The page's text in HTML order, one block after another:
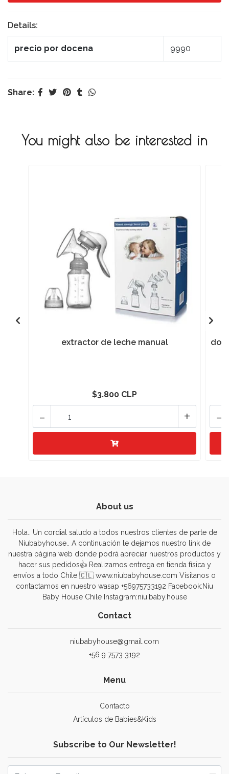
Details:
precio por docena 9990
Share:
You might also be interested in
extractor de leche manual
$3.800 CLP
+
- -
About us
Hola.. Un cordial saludo a todos nuestros clientes de parte de
Niubabyhouse.. A continuación le dejamos nuestro link de
nuestra página web donde podrá apreciar nuestros productos y
hacer sus pedidos👍 Realizamos entrega en tienda física y
envíos a todo Chile 🇨🇱 www.niubabyhouse.com Visitanos o
contactamos en nuestro wasap +56975733192 Facebook:Niu
Baby House Chile Instagram:niu.baby.house
Contact
niubabyhouse@gmail.com
+56 9 7573 3192
Menu
Contacto
Artículos de Babies&Kids
Subscribe to Our Newsletter!